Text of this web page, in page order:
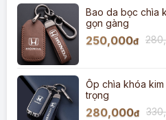
Bao da bọc chìa
gọn gàng
250,000đ
Ốp chìa khóa
trọng
280,000đ